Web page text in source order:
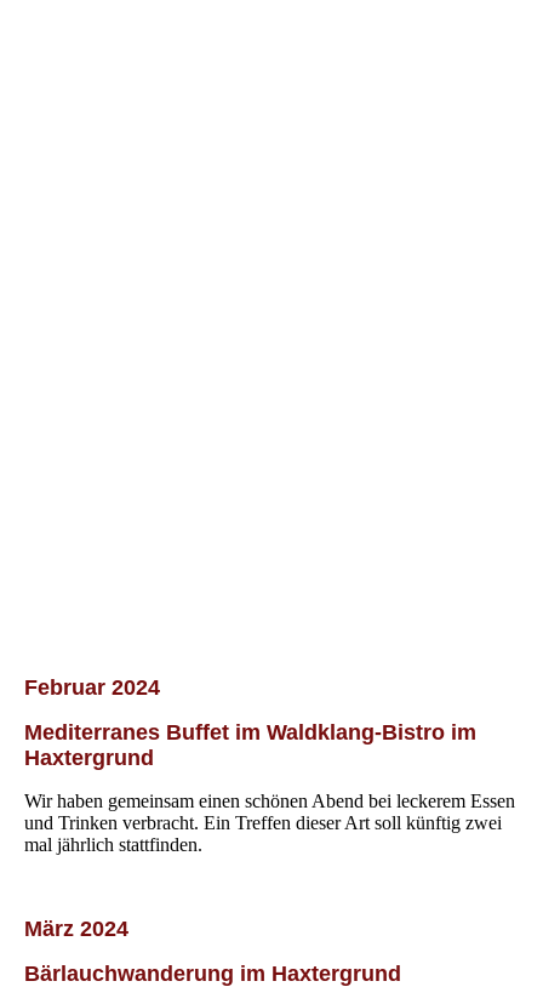
Februar 2024
Mediterranes Buffet im Waldklang-Bistro im
Haxtergrund
Wir haben gemeinsam einen schönen Abend bei leckerem Essen
und Trinken verbracht. Ein Treffen dieser Art soll künftig zwei
mal jährlich stattfinden.
März 2024
Bärlauchwanderung im Haxtergrund